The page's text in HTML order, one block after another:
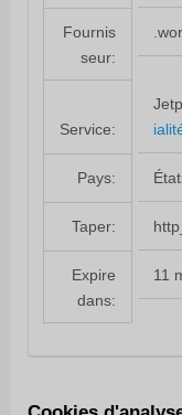
Fournis
seur:
Service:
Pays:
Taper:
Expire
dans:
11